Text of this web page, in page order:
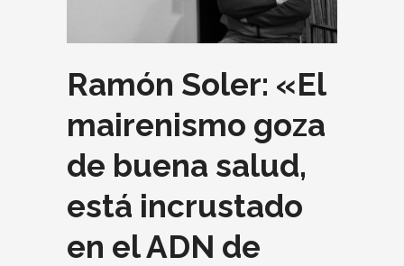
Ramón Soler: «El
mairenismo goza
de buena salud,
está incrustado
en el ADN de